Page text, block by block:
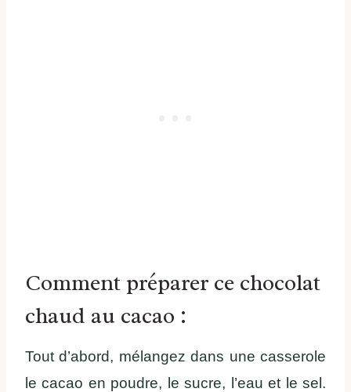
Comment préparer ce chocolat
chaud au cacao :
Tout d’abord, mélangez dans une casserole
le cacao en poudre, le sucre, l’eau et le sel.